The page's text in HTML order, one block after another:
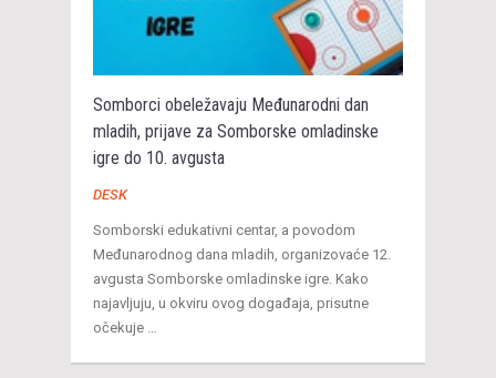
Somborci obeležavaju Međunarodni dan
mladih, prijave za Somborske omladinske
igre do 10. avgusta
DESK
Somborski edukativni centar, a povodom
Međunarodnog dana mladih, organizovaće 12.
avgusta Somborske omladinske igre. Kako
najavljuju, u okviru ovog događaja, prisutne
očekuje …